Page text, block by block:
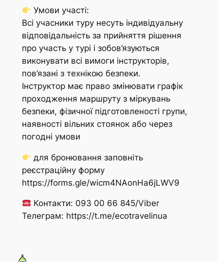
Умови участі:
Всі учасники туру несуть індивідуальну
відповідальність за прийняття рішення
про участь у турі і зобов’язуються
виконувати всі вимоги інструкторів,
пов’язані з технікою безпеки.
Інструктор має право змінювати графік
проходження маршруту з міркувань
безпеки, фізичної підготовленості групи,
наявності вільних стоянок або через
погодні умови
для бронювання заповніть
реєстраційну форму
https://forms.gle/wicm4NAonHa6jLWV9
Контакти: 093 00 66 845/Viber
Телеграм: https://t.me/ecotravelinua